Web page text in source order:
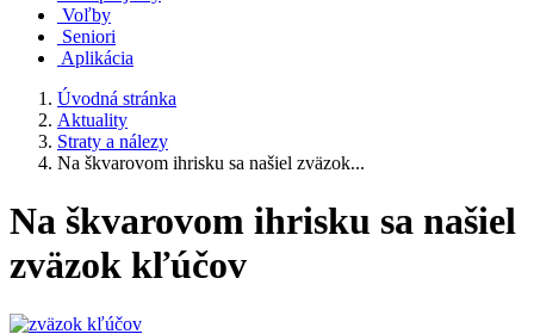
Voľby
Seniori
Aplikácia
Úvodná stránka
Aktuality
Straty a nálezy
Na škvarovom ihrisku sa našiel zväzok...
Na škvarovom ihrisku sa našiel
zväzok kľúčov